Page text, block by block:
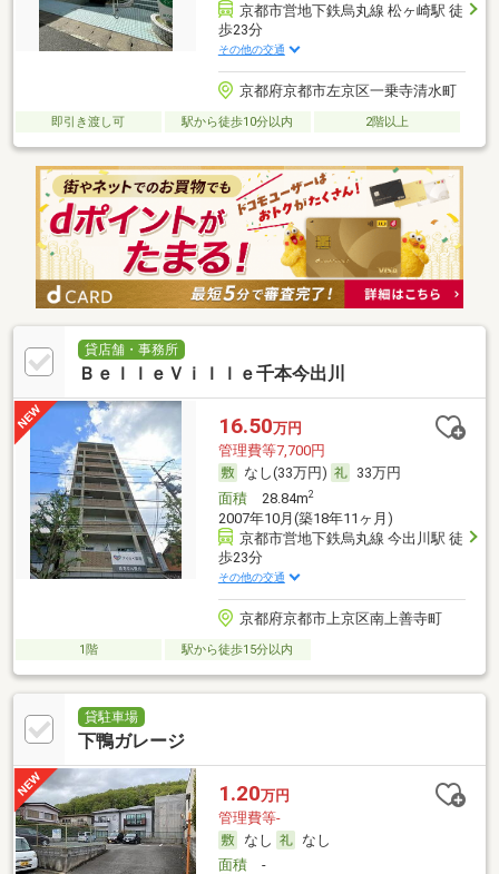
京都市営地下鉄烏丸線 松ヶ崎駅 徒
歩23分
その他の交通
京都府京都市左京区一乗寺清水町
即引き渡し可 駅から徒歩10分以内 2階以上
貸店舗・事務所
ＢｅｌｌｅＶｉｌｌｅ千本今出川
16.50万円
管理費等7,700円
なし(33万円)
33万円
面積28.84m2
2007年10月(築18年11ヶ月)
京都市営地下鉄烏丸線 今出川駅 徒
歩23分
その他の交通
京都府京都市上京区南上善寺町
1階 駅から徒歩15分以内
貸駐車場
下鴨ガレージ
1.20万円
管理費等-
なし
なし
面積-